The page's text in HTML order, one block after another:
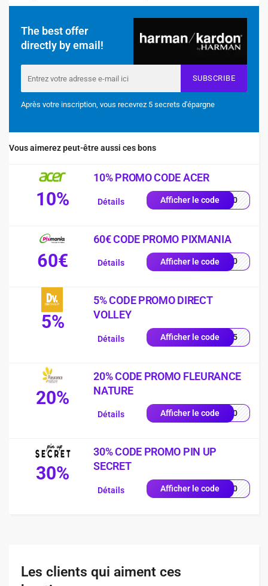
The best offer
directly by email!
SUBSCRIBE
Après votre inscription, vous recevrez 5 secrets d'épargne
Vous aimerez peut-être aussi ces bons
10%
10% PROMO CODE ACER
Afficher le codeVE10
Détails
60€
60€ CODE PROMO PIXMANIA
Afficher le codeAL60
Détails
5%
5% CODE PROMO DIRECT
VOLLEY
Afficher le codeLEY5
Détails
20%
20% CODE PROMO FLEURANCE
NATURE
Afficher le codeEU20
Détails
30%
30% CODE PROMO PIN UP
SECRET
Afficher le codeUP30
Détails
Les clients qui aiment ces